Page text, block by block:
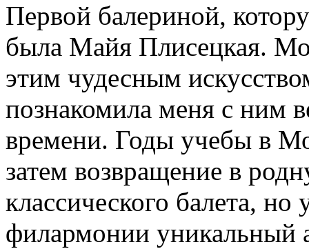
Первой балериной,
была Майя Плисецкая.
этим чудесным
познакомила меня с ним
времени. Годы учебы в
затем возвращение в
классического балета,
филармонии